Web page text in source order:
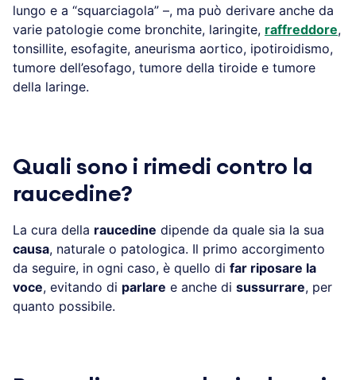
lungo e a “squarciagola” –, ma può derivare anche da
varie patologie come bronchite, laringite, raffreddore,
tonsillite, esofagite, aneurisma aortico, ipotiroidismo,
tumore dell’esofago, tumore della tiroide e tumore
della laringe.
Quali sono i rimedi contro la
raucedine?
La cura della raucedine dipende da quale sia la sua
causa, naturale o patologica. Il primo accorgimento
da seguire, in ogni caso, è quello di far riposare la
voce, evitando di parlare e anche di sussurrare, per
quanto possibile.